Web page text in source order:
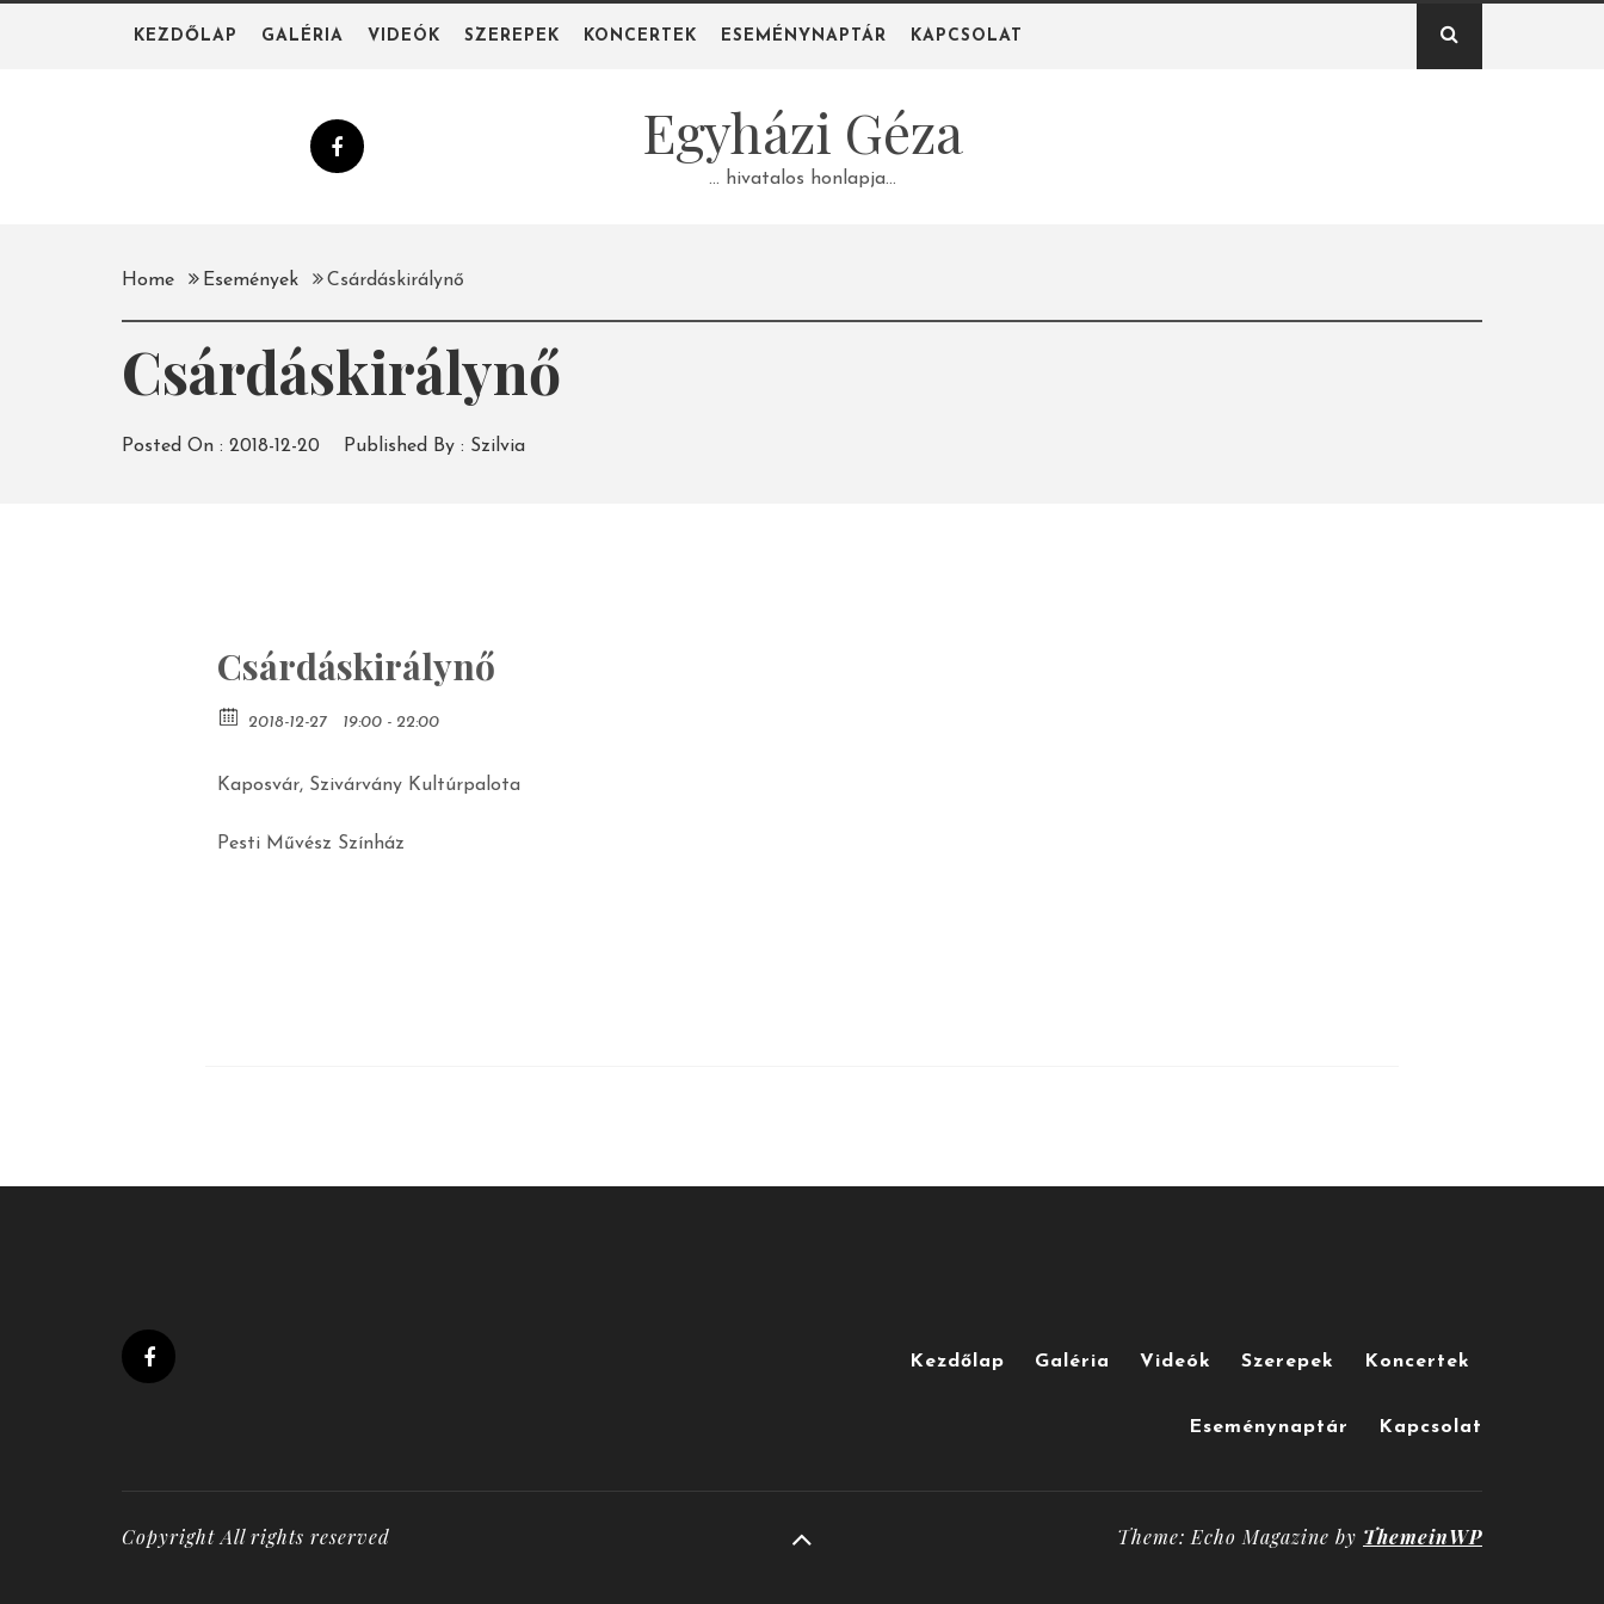
KEZDŐLAP GALÉRIA VIDEÓK SZEREPEK KONCERTEK ESEMÉNYNAPTÁR KAPCSOLAT
Egyházi Géza
… hivatalos honlapja…
Home Események Csárdáskirálynő
Csárdáskirálynő
Posted On : 2018-12-20 Published By : Szilvia
Csárdáskirálynő
2018-12-27 19:00 - 22:00
Kaposvár, Szivárvány Kultúrpalota
Pesti Művész Színház
Kezdőlap Galéria Videók Szerepek Koncertek
Eseménynaptár Kapcsolat
Copyright All rights reserved Theme: Echo Magazine by ThemeinWP